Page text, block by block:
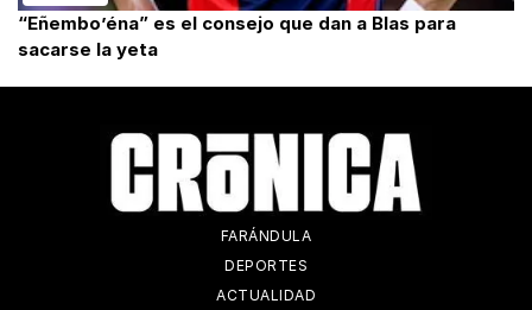
“Eñembo’éna” es el consejo que dan a Blas para
sacarse la yeta
FARÁNDULA
DEPORTES
ACTUALIDAD